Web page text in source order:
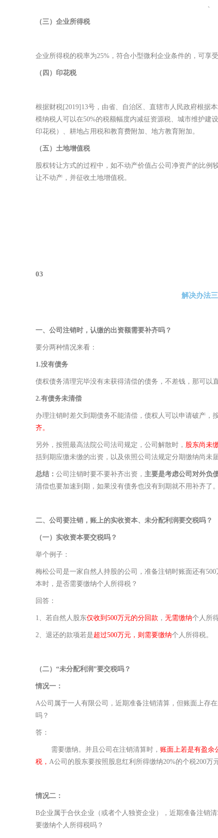
、
（三） 企业所得税
企业所得税的税率为25%，符合小型微利企业条件的，可享
（ 四 ） 印花税
根据财税[2019]13号，由省、自治区、直辖市人民政府根据
模纳税人可以在50%的税额幅度内减征资源税、城市维护建
印花税）、耕地占用税和教育费附加、地方教育附加。
（五） 土地增值税
股权转让方式的过程中，如不动产价值占公司净资产的比
让不动产，并征收土地增值税。
03
解决办法
一、公司注销时，认缴的出资额需要补齐吗？
要分两种情况来看：
1.没有债务
债权债务清理完毕没有未获得清偿的债务，不差钱，那可以
2.有债务未清偿
办理注销时差欠到期债务不能清偿，债权人可以申请破产，
齐。
另外，按照最高法院公司法司规定，公司解散时， 股东尚未
括到期应缴未缴的出资，以及依照公司法规定分期缴纳尚未
总结： 公司注销时要不要补齐出资， 主要是考虑公司对外负
清偿也要加速到期，如果没有债务也没有到期就不用补齐了
二、 公司要注销 ， 账上的实收资本、未分配利润要交税吗？
（一）实收资本要交税吗？
举个例子：
梅松公司是一家自然人持股的公司，准备注销时账面还有
本时，是否需要缴纳个人所得税？
回答：
1、若自然人股东仅收到500万元的分回款 ， 无需缴纳个人所
2、退还的款项若是超过500万元，则需要缴纳个人所得税。
（二） “未分配利润”要交税吗？
情况一：
A公司属于一人有限公司，近期准备注销清算，但账面上存
吗？
答：
需要缴纳。并且公司在注销清算时， 账面上若是有盈余
税， A公司的股东要按照股息红利所得缴纳20%的个税200万
情况二：
B企业属于合伙企业（或者个人独资企业），近期准备注销
要缴纳个人所得税吗？